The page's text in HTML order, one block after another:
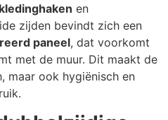
en
zijden bevindt zich een
paneel, dat voorkomt
met de muur. Dit maakt de
maar ook hygiënisch en